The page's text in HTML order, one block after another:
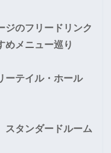
ジのフリードリンク
めメニュー巡り
ーテイル・ホール
タンダードルーム